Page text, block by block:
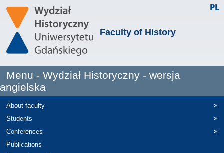
Faculty of History
Menu - Wydział Historyczny - wersja
angielska
About faculty
»
Students
»
Conferences
»
Publications